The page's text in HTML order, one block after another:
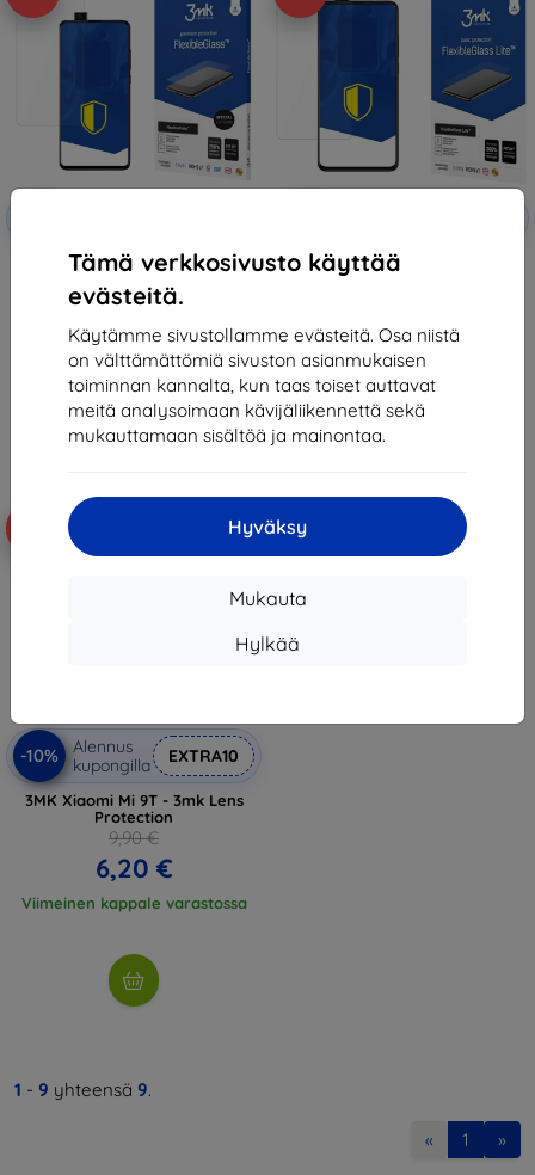
Tämä verkkosivusto käyttää
evästeitä.
Käytämme sivustollamme evästeitä. Osa niistä
on välttämättömiä sivuston asianmukaisen
toiminnan kannalta, kun taas toiset auttavat
meitä analysoimaan kävijäliikennettä sekä
mukauttamaan sisältöä ja mainontaa.
Hyväksy
Mukauta
Hylkää
3MK FlexibleGlass Xiaomi Mi9T
Hybrid Glass
12,90 €
11,61 €
Varastossa > 5 kpl
3MK Xiaomi Mi 9T - 3mk
FlexibleGlass Lite
9,81 €
Varastossa 1 kpl
-10%
Alennus
kupongilla
EXTRA10
3MK Xiaomi Mi 9T - 3mk Lens
Protection
9,90 €
6,20 €
Viimeinen kappale varastossa
1 - 9 yhteensä 9.
« 1 »